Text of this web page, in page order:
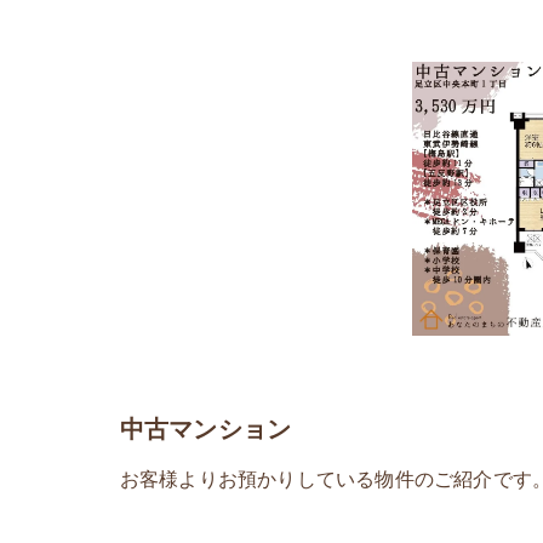
中古マンション
お客様よりお預かりしている物件のご紹介です